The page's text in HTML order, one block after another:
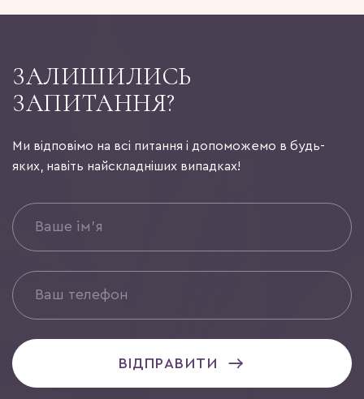
ЗАЛИШИЛИСЬ
ЗАПИТАННЯ?
Ми відповімо на всі питання і допоможемо в будь-
яких, навіть найскладніших випадках!
ВІДПРАВИТИ